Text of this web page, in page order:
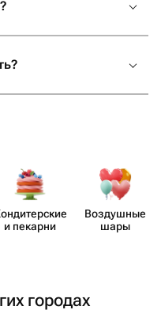
и пекарни
Воздушные
шары
городах